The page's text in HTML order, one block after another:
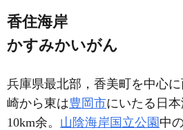
香住海岸
かすみかいがん
兵庫県最北部，香美町を中心
崎から東は豊岡市にいたる日
10km余。 山陰海岸国立公園 中